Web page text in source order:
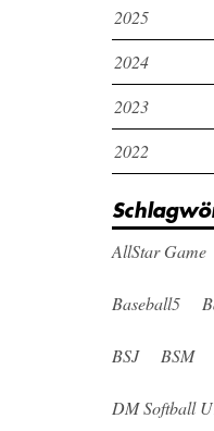
2025
2024
2023
2022
AllStar Game
Baseball5
BSJ BSM
DM Softball